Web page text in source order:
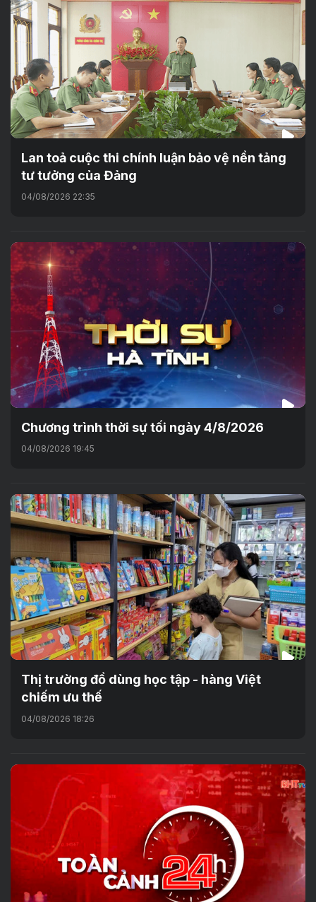
Lan toả cuộc thi chính luận bảo vệ nền tảng
tư tưởng của Đảng
04/08/2026 22:35
Chương trình thời sự tối ngày 4/8/2026
04/08/2026 19:45
Thị trường đồ dùng học tập - hàng Việt
chiếm ưu thế
04/08/2026 18:26